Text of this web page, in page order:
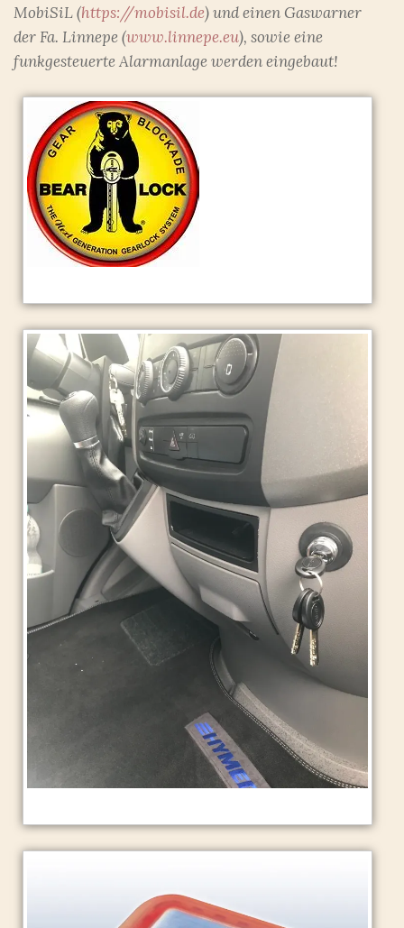
MobiSiL (https://mobisil.de) und einen Gaswarner
der Fa. Linnepe (www.linnepe.eu), sowie eine
funkgesteuerte Alarmanlage werden eingebaut!